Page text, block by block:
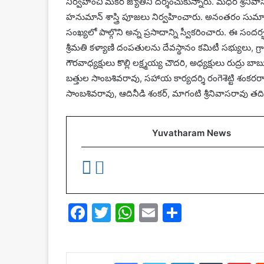
హనుమాన్ శాస్త్రి పూజలు నిర్వహించారు. అనంతరం
సంఖ్యలో పాల్గొని అన్న ప్రసాదాన్ని స్వీకరించారు. ఈ
శ్రీమతి కళ్యాణి దంపతులను దేవస్థానం కమిటీ సభ్యులు,
గౌరవాధ్యక్షులు కొల్లి లక్ష్మయ్య చౌదరి, అధ్యక్షులు
బత్తుల సాంబశివరావు, సహాయ కార్యదర్శి రంగెశెట్టి
సాంబశివరావు, ఆదినీడి శంకర్, మాగంటి శ్రీనివాసరావు
Yuvatharam News
F
c
T
itt
W
at
E
ai ar